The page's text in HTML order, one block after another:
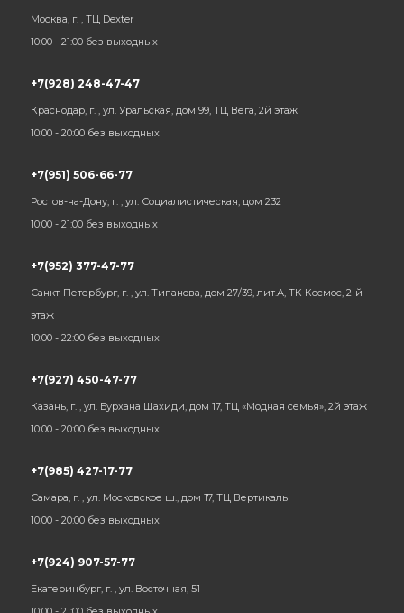
Москва, г. , ТЦ Dexter
10:00 - 21:00 без выходных
+7(928) 248-47-47
Краснодар, г. , ул. Уральская, дом 99, ТЦ Вега, 2й этаж
10:00 - 20:00 без выходных
+7(951) 506-66-77
Ростов-на-Дону, г. , ул. Социалистическая, дом 232
10:00 - 21:00 без выходных
+7(952) 377-47-77
Санкт-Петербург, г. , ул. Типанова, дом 27/39, лит.А, ТК Космос, 2-й
этаж
10:00 - 22:00 без выходных
+7(927) 450-47-77
Казань, г. , ул. Бурхана Шахиди, дом 17, ТЦ «Модная семья», 2й этаж
10:00 - 20:00 без выходных
+7(985) 427-17-77
Самара, г. , ул. Московское ш., дом 17, ТЦ Вертикаль
10:00 - 20:00 без выходных
+7(924) 907-57-77
Екатеринбург, г. , ул. Восточная, 51